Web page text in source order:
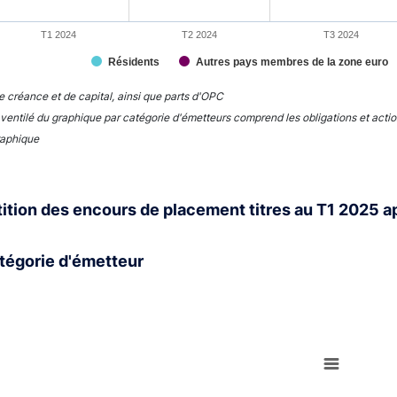
Résidents Autres pays membres de la zone euro
T1 2024 T2 2024 T3 2024
chart.
créance et de capital, ainsi que parts d'OPC
du graphique par catégorie d'émetteurs comprend les obligations et
des encours de placement titres au T1 2025
d'émetteur